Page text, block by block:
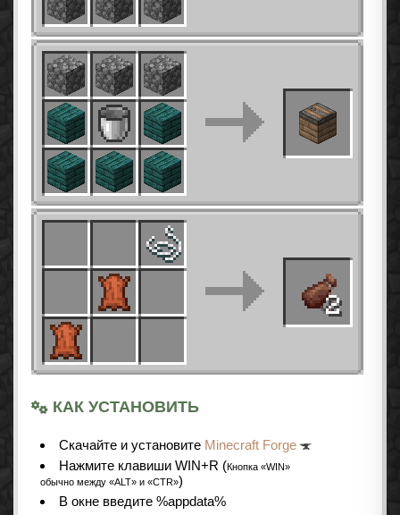
КАК УСТАНОВИТЬ
Cкачайте и установите Minecraft Forge
Нажмите клавиши WIN+R (Кнопка «WIN»
обычно между «ALT» и «CTR»)
В окне введите %appdata%